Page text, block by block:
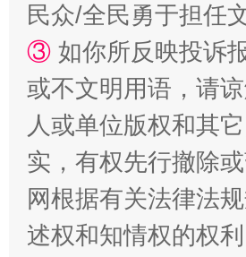
漫山遍野的桃花与雪山、麦地、白
民众/全民勇于担任
③ 如你所反映投诉
或不文明用语，请
人或单位版权和其
实，有权先行撤除
网根据有关法律法
述权和知情权的权利